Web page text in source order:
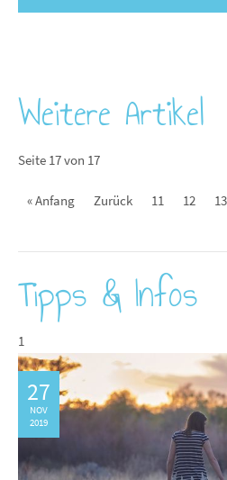
Weitere Artikel
Seite 17 von 17
« Anfang Zurück 11 12 13
Tipps & Infos
1
27
NOV
2019